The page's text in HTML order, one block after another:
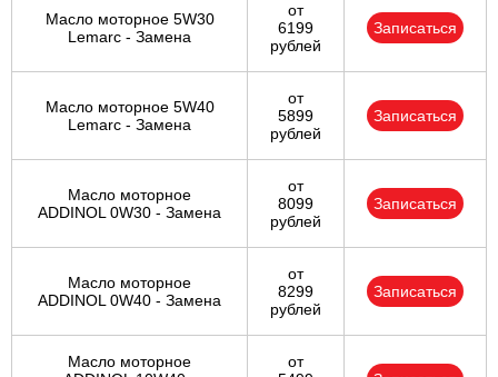
Масло моторное 5W30
Lemarc - Замена
от
6199
рублей
Записаться
Масло моторное 5W40
Lemarc - Замена
от
5899
рублей
Записаться
Масло моторное
ADDINOL 0W30 - Замена
от
8099
рублей
Записаться
Масло моторное
ADDINOL 0W40 - Замена
от
8299
рублей
Записаться
Масло моторное
от